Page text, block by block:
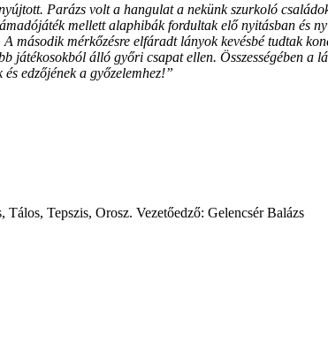
Parázs volt a hangulat a nekünk szurkoló
mellett alaphibák fordultak elő nyitásban és
második mérkőzésre elfáradt lányok kevésbé tudtak
játékosokból álló győri csapat ellen. Összességében a
edzőjének a győzelemhez!”
Tepszis, Orosz. Vezetőedző: Gelencsér Balázs